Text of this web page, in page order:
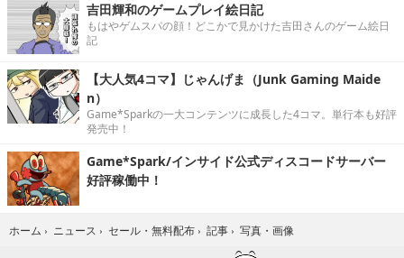
吉田輝和のゲームプレイ絵日記
もはやゲムスパの顔！どこかで見かけた吉田さんのゲーム絵日
記
【大人気4コマ】じゃんげま（Junk Gaming Maide
n）
Game*Sparkの一大コンテンツに成長した4コマ。単行本も好評
発売中！
Game*Spark/インサイド公式ディスコードサーバー
好評稼働中！
ホーム › ニュース › セール・無料配布 › 記事 › 写真・画像